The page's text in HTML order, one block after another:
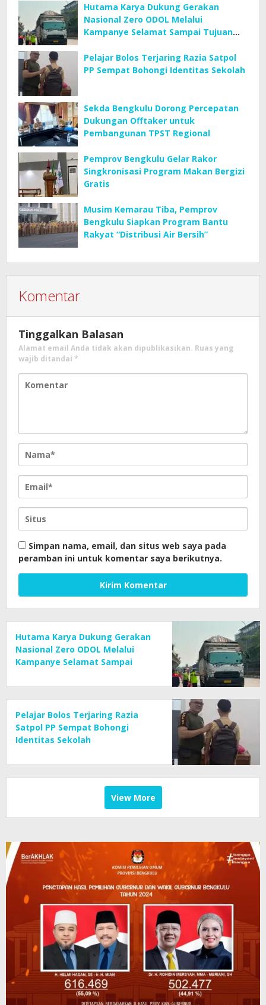
Hutama Karya Dukung Gerakan
Nasional Zero ODOL Melalui
Kampanye Selamat Sampai Tujuan
Pelajar Bolos Terjaring Razia Satpol
PP Sempat Bohongi Identitas Sekolah
Sekda Bengkulu Dorong Percepatan
Dukungan Offtaker untuk
Pembangunan TPST Regional
Pemprov Bengkulu Gelar Rakor
Singkronisasi Program Makan Bergizi
Gratis
Musim Kemarau Tiba, Pemprov
Bengkulu Siapkan Program Bantu
Rakyat “Distribusi Air Bersih”
Komentar
Tinggalkan Balasan
Alamat email Anda tidak akan dipublikasikan. Ruas yang
wajib ditandai *
Simpan nama, email, dan situs web saya pada
peramban ini untuk komentar saya berikutnya.
Hutama Karya Dukung Gerakan
Nasional Zero ODOL Melalui
Kampanye Selamat Sampai
Pelajar Bolos Terjaring Razia
Satpol PP Sempat Bohongi
Identitas Sekolah
View More